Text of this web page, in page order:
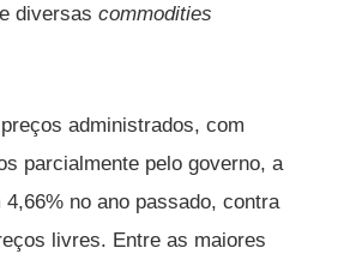
diversas commodities
administrados, com
parcialmente pelo governo, a
no ano passado, contra
livres. Entre as maiores